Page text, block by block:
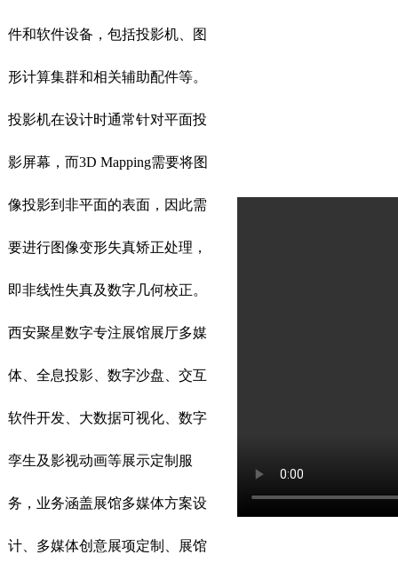
件和软件设备，包括投影机、图
形计算集群和相关辅助配件等。
投影机在设计时通常针对平面投
影屏幕，而3D Mapping需要将图
像投影到非平面的表面，因此需
要进行图像变形失真矫正处理，
即非线性失真及数字几何校正。
西安聚星数字专注展馆展厅多媒
体、全息投影、数字沙盘、交互
软件开发、大数据可视化、数字
孪生及影视动画等展示定制服
务，业务涵盖展馆多媒体方案设
计、多媒体创意展项定制、展馆